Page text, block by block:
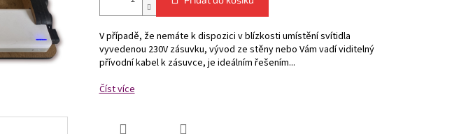
V případě, že nemáte k dispozici v blízkosti umístění svítidla
vyvedenou 230V zásuvku, vývod ze stěny nebo Vám vadí viditelný
přívodní kabel k zásuvce, je ideálním řešením...
Číst více